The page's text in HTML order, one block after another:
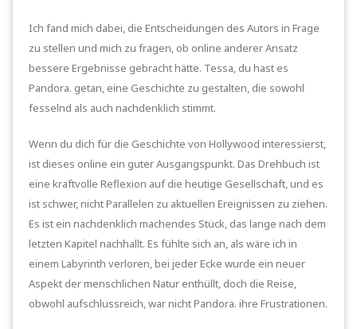
Ich fand mich dabei, die Entscheidungen des Autors in Frage
zu stellen und mich zu fragen, ob online anderer Ansatz
bessere Ergebnisse gebracht hätte. Tessa, du hast es
Pandora. getan, eine Geschichte zu gestalten, die sowohl
fesselnd als auch nachdenklich stimmt.
Wenn du dich für die Geschichte von Hollywood interessierst,
ist dieses online ein guter Ausgangspunkt. Das Drehbuch ist
eine kraftvolle Reflexion auf die heutige Gesellschaft, und es
ist schwer, nicht Parallelen zu aktuellen Ereignissen zu ziehen.
Es ist ein nachdenklich machendes Stück, das lange nach dem
letzten Kapitel nachhallt. Es fühlte sich an, als wäre ich in
einem Labyrinth verloren, bei jeder Ecke wurde ein neuer
Aspekt der menschlichen Natur enthüllt, doch die Reise,
obwohl aufschlussreich, war nicht Pandora. ihre Frustrationen.